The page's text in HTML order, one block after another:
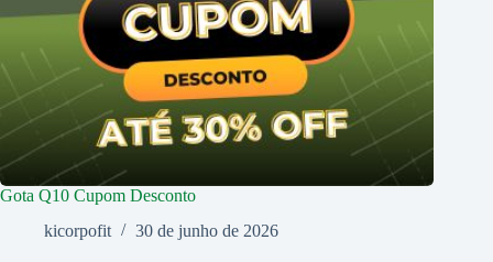
Gota Q10 Cupom Desconto
kicorpofit
30 de junho de 2026